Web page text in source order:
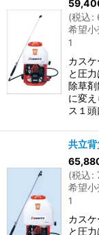
(税込:
希望小
1
カス
と圧
除草
に変
ス１
共立
(税込:
希望小
1
カス
と圧